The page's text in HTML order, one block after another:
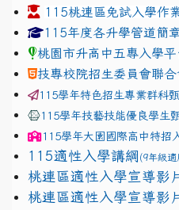
115桃連區免試入學作
link to https://
115年度各升學管道簡
桃園市升高中五專入學平
技專校院招生委員會聯合
115學年特色招生專業群科
115學年技藝技能優良學生
115學年大園國際高中特招
115適性入學講綱 (9年級適
link to https://
桃連區適性入學宣導影
link to https://
桃連區適性入學宣導影